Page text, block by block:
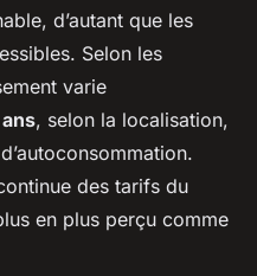
d’autant que les
Selon les
varie
, selon la localisation,
des tarifs du
en plus perçu comme